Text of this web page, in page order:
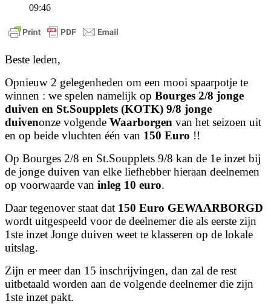
09:46
Beste leden,
Opnieuw 2 gelegenheden om een mooi spaarpotje te
winnen : we spelen namelijk op Bourges 2/8 jonge
duiven en St.Soupplets (KOTK) 9/8 jonge
duivenonze volgende Waarborgen van het seizoen uit
en op beide vluchten één van 150 Euro !!
Op Bourges 2/8 en St.Soupplets 9/8 kan de 1e inzet bij
de jonge duiven van elke liefhebber hieraan deelnemen
op voorwaarde van inleg 10 euro.
Daar tegenover staat dat 150 Euro GEWAARBORGD
wordt uitgespeeld voor de deelnemer die als eerste zijn
1ste inzet Jonge duiven weet te klasseren op de lokale
uitslag.
Zijn er meer dan 15 inschrijvingen, dan zal de rest
uitbetaald worden aan de volgende deelnemer die zijn
1ste inzet pakt.